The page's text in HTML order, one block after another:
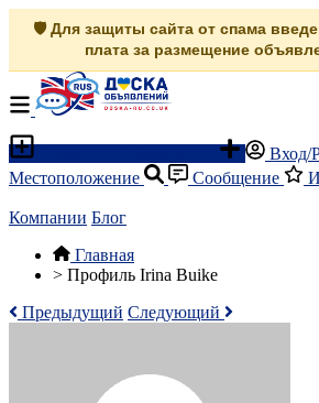
🛡️ Для защиты сайта от спама
плата за размещение
Вход/
Местоположение
Сообщение
Компании Блог
Главная
> Профиль Irina Buike
Предыдущий Следующий